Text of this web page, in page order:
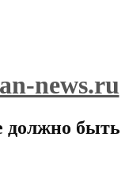
news.ru
должно